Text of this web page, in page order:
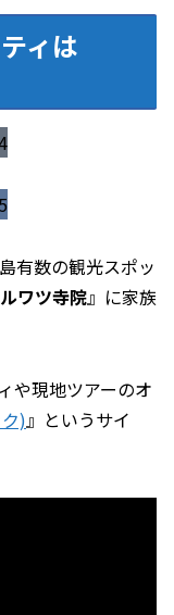
ィは
有数の観光スポッ
ワツ寺院』に家族
や現地ツアーのオ
)』というサイ